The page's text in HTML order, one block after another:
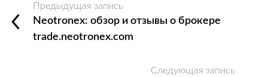
Предыдущая запись
Neotronex: обзор и отзывы о брокере
trade.neotronex.com
Следующая запись